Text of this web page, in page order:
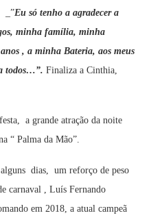
_”Eu só tenho a agradecer a
minha família, minha
, a minha Bateria, aos meus
todos…”. Finaliza a Cinthia,
a grande atração da noite
“ Palma da Mão”.
dias, um reforço de peso
carnaval , Luís Fernando
em 2018, a atual campeã